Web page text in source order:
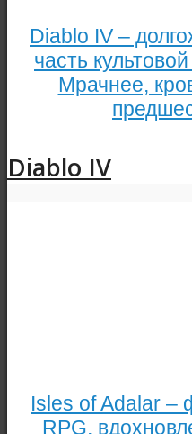
Diablo IV –
часть
Мрачнее,
Diablo IV
Isles of Adalar –
RPG,